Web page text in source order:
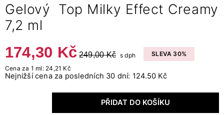
Gelový Top Milky Effect Creamy
7,2 ml
174,30 Kč 249,00 Kč s dph
SLEVA 30%
Cena za 1 ml: 24,21 Kč
Nejnižší cena za posledních 30 dní: 124.50 Kč
PŘIDAT DO KOŠÍKU